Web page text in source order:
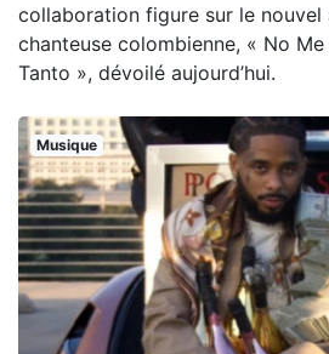
collaboration figure sur le nouvel
chanteuse colombienne, « No
Tanto », dévoilé aujourd’hui.
Musique